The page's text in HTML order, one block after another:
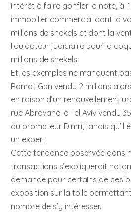
intérêt à faire gonfler la note, à
immobilier commercial dont la
millions de shekels et dont la
liquidateur judiciaire pour la
millions de shekels.
Et les exemples ne manquent
Ramat Gan vendu 2 millions
en raison d’un renouvellement
rue Abravanel à Tel Aviv vendu
au promoteur Dimri, tandis qu’il
un expert.
Cette tendance observée dans
transactions s’expliquerait
demande pour certains de ces
exposition sur la toile
nombre de s’y intéresser.